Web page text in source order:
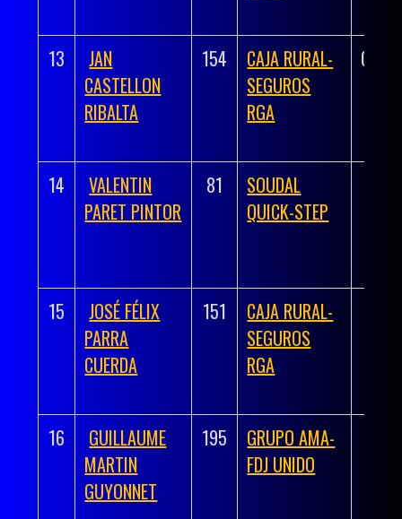
13
JAN
CASTELLON
RIBALTA
154
CAJA RURAL-
SEGUROS
RGA
14
VALENTIN
PARET PINTOR
81
SOUDAL
QUICK-STEP
15
JOSÉ FÉLIX
PARRA
CUERDA
151
CAJA RURAL-
SEGUROS
RGA
16
GUILLAUME
MARTIN
GUYONNET
195
GRUPO AMA-
FDJ UNIDO